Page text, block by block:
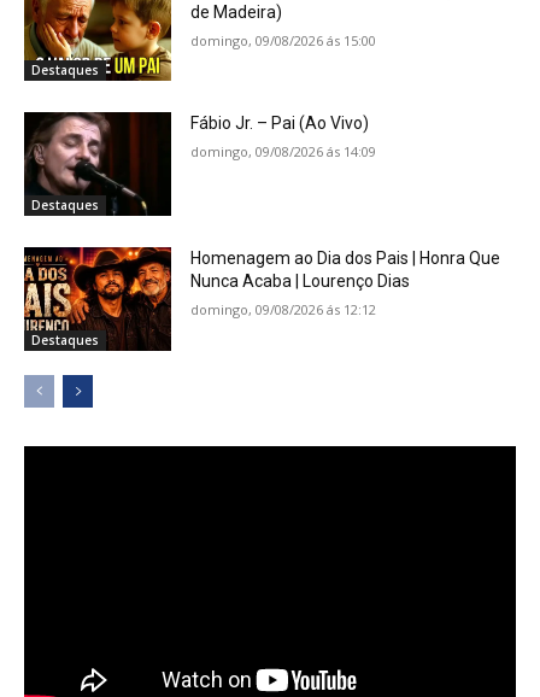
Destaques
de Madeira)
domingo, 09/08/2026 ás 15:00
Destaques
Fábio Jr. – Pai (Ao Vivo)
domingo, 09/08/2026 ás 14:09
Destaques
Homenagem ao Dia dos Pais | Honra Que
Nunca Acaba | Lourenço Dias
domingo, 09/08/2026 ás 12:12